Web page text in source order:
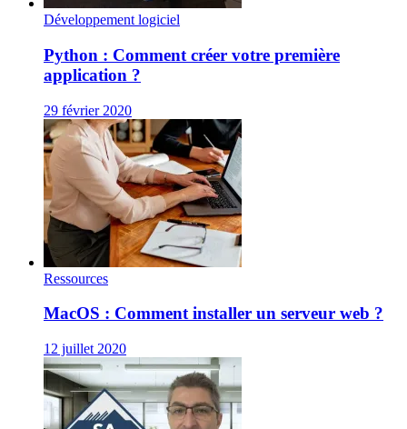
Développement logiciel
Python : Comment créer votre première
application ?
29 février 2020
Ressources
MacOS : Comment installer un serveur web ?
12 juillet 2020